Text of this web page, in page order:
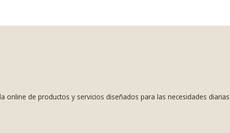
online de productos y servicios diseñados para las necesidades